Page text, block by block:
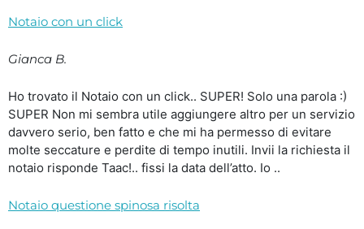
Notaio con un click
Gianca B.
Ho trovato il Notaio con un click.. SUPER! Solo una parola :)
SUPER Non mi sembra utile aggiungere altro per un servizio
davvero serio, ben fatto e che mi ha permesso di evitare
molte seccature e perdite di tempo inutili. Invii la richiesta il
notaio risponde Taac!.. fissi la data dell’atto. Io ..
Notaio questione spinosa risolta